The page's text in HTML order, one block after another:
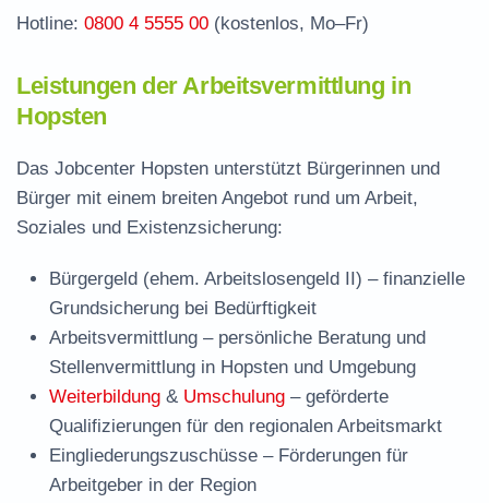
Hotline: 0800 4 5555 00 (kostenlos, Mo–Fr)
Leistungen der Arbeitsvermittlung in
Hopsten
Das Jobcenter Hopsten unterstützt Bürgerinnen und
Bürger mit einem breiten Angebot rund um Arbeit,
Soziales und Existenzsicherung:
Bürgergeld (ehem. Arbeitslosengeld II) – finanzielle
Grundsicherung bei Bedürftigkeit
Arbeitsvermittlung – persönliche Beratung und
Stellenvermittlung in Hopsten und Umgebung
Weiterbildung & Umschulung – geförderte
Qualifizierungen für den regionalen Arbeitsmarkt
Eingliederungszuschüsse – Förderungen für
Arbeitgeber in der Region